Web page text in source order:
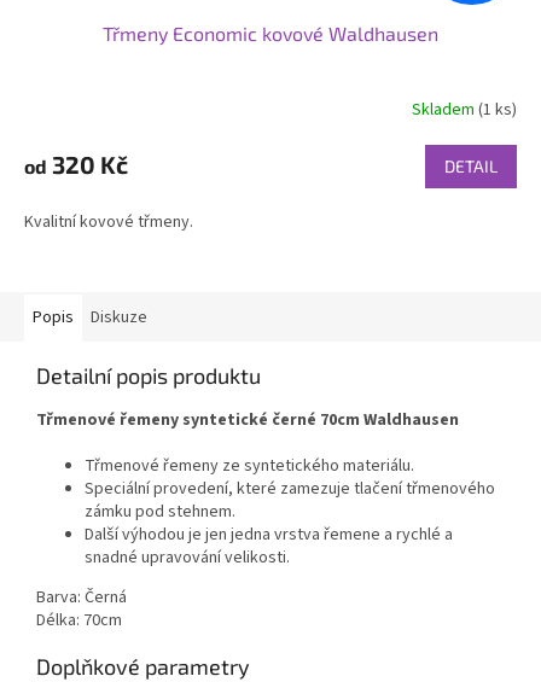
Třmeny Economic kovové Waldhausen
Skladem (1 ks)
od 320 Kč DETAIL
Kvalitní kovové třmeny.
Popis Diskuze
Detailní popis produktu
Třmenové řemeny syntetické černé 70cm Waldhausen
Třmenové řemeny ze syntetického materiálu.
Speciální provedení, které zamezuje tlačení třmenového
zámku pod stehnem.
Další výhodou je jen jedna vrstva řemene a rychlé a
snadné upravování velikosti.
Barva: Černá
Délka: 70cm
Doplňkové parametry